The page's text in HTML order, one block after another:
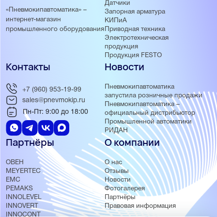
«Пневмокипавтоматика» –
интернет-магазин
промышленного оборудования
Датчики
Запорная арматура
КИПиА
Приводная техника
Электротехническая
продукция
Продукция FESTO
Новости
Пневмокипавтоматика
запустила розничные продажи
Пневмокипавтоматика –
официальный дистрибьютор
Промышленной автоматики
РИДАН
Партнёры
ОВЕН
MEYERTEC
EMC
PEMAKS
INNOLEVEL
INNOVERT
INNOCONT
О компании
О нас
Отзывы
Новости
Фотогалерея
Партнёры
Правовая информация
Контакты
+7 (960) 953-19-99
sales@pnevmokip.ru
Пн-Пт: 9:00 до 18:00